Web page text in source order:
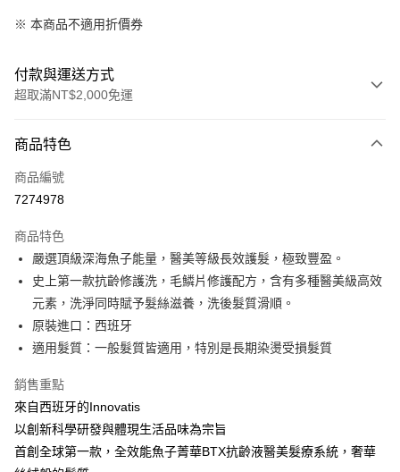
※ 本商品不適用折價券
付款與運送方式
超取滿NT$2,000免運
信用卡一次付款
信用卡分期付款
合作金庫商業銀行
華南商業銀行
彰化商業銀行
上海商業儲蓄銀行
台北富邦商業銀行
國泰世華商業銀行
兆豐國際商業銀行
臺灣中小企業銀行
匯豐（台灣）商業銀行
華泰商業銀行
聯邦商業銀行
遠東國際商業銀行
元大商業銀行
台新國際商業銀行
台灣樂天信用卡公司
6 期 0 利率 每期
華南商業銀行
彰化商業銀行
上海商業儲蓄銀行
台北富邦商業銀行
國泰世華商業銀行
臺灣中小企業銀行
台中商業銀行
聯邦商業銀行
元大商業銀行
玉山商業銀行
星展（台灣）商業銀行
台灣樂天信用卡公司
超商取貨付款
LINE Pay
Apple Pay
街口支付
悠遊付
商品特色
商品編號
7274978
商品特色
嚴選頂級深海魚子能量，醫美等級長效護髮，極致豐盈。
史上第一款抗齡修護洗，毛鱗片修護配方，含有多種醫美級高效
元素，洗淨同時賦予髮絲滋養，洗後髮質滑順。
原裝進口：西班牙
適⽤髮質：⼀般髮質皆適⽤，特別是長期染燙受損髮質
銷售重點
來自西班牙的Innovatis
以創新科學研發與體現生活品味為宗旨
首創全球第一款，全效能魚子菁華BTX抗齡液醫美髮療系統，奢華